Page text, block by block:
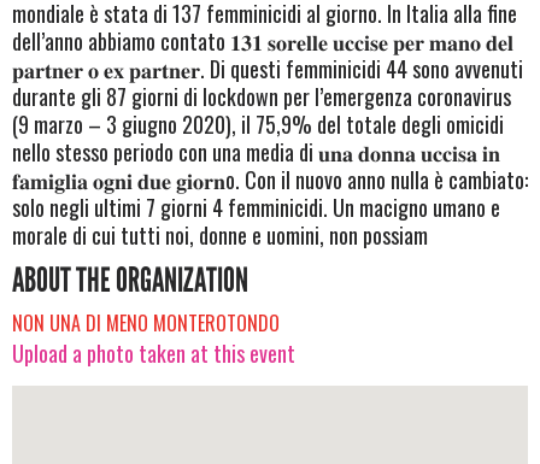
mondiale è stata di 137 femminicidi al giorno. In Italia alla fine
dell’anno abbiamo contato 𝟏𝟑𝟏 𝐬𝐨𝐫𝐞𝐥𝐥𝐞 𝐮𝐜𝐜𝐢𝐬𝐞 𝐩𝐞𝐫 𝐦𝐚𝐧𝐨 𝐝𝐞𝐥
𝐩𝐚𝐫𝐭𝐧𝐞𝐫 𝐨 𝐞𝐱 𝐩𝐚𝐫𝐭𝐧𝐞𝐫. Di questi femminicidi 44 sono avvenuti
durante gli 87 giorni di lockdown per l’emergenza coronavirus
(9 marzo – 3 giugno 2020), il 75,9% del totale degli omicidi
nello stesso periodo con una media di 𝐮𝐧𝐚 𝐝𝐨𝐧𝐧𝐚 𝐮𝐜𝐜𝐢𝐬𝐚 𝐢𝐧
𝐟𝐚𝐦𝐢𝐠𝐥𝐢𝐚 𝐨𝐠𝐧𝐢 𝐝𝐮𝐞 𝐠𝐢𝐨𝐫𝐧o. Con il nuovo anno nulla è cambiato:
solo negli ultimi 7 giorni 4 femminicidi. Un macigno umano e
morale di cui tutti noi, donne e uomini, non possiam
ABOUT THE ORGANIZATION
NON UNA DI MENO MONTEROTONDO
Upload a photo taken at this event